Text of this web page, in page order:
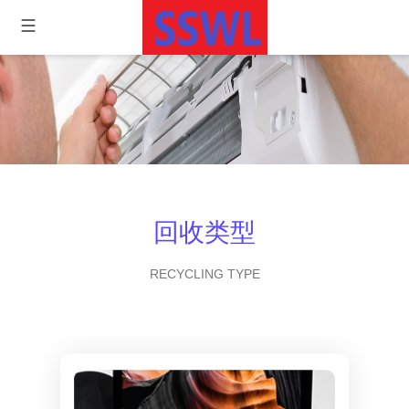
回收类型
RECYCLING TYPE